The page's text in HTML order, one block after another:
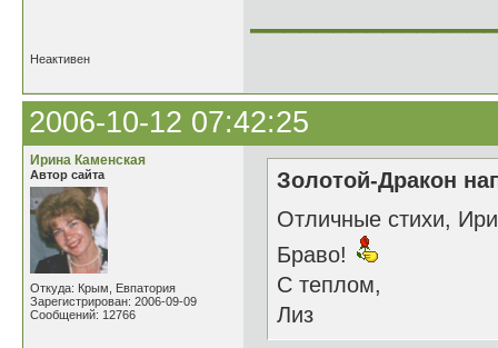
Неактивен
2006-10-12 07:42:25
Ирина Каменская
Автор сайта
Откуда: Крым, Евпатория
Зарегистрирован: 2006-09-09
Сообщений: 12766
Золотой-Дракон
Отличные стихи,
Браво!
С теплом,
Лиз